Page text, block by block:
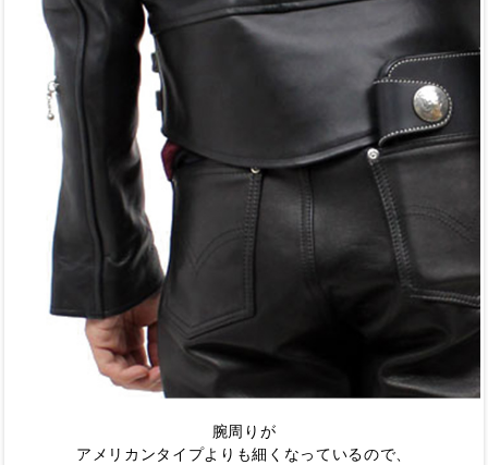
腕周りが
アメリカンタイプよりも細くなっているので、